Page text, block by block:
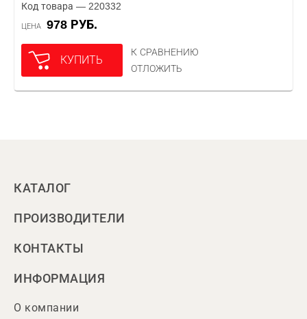
Код товара — 220332
ЦЕНА 978 РУБ.
КУПИТЬ
К СРАВНЕНИЮ
ОТЛОЖИТЬ
КАТАЛОГ
ПРОИЗВОДИТЕЛИ
КОНТАКТЫ
ИНФОРМАЦИЯ
О компании